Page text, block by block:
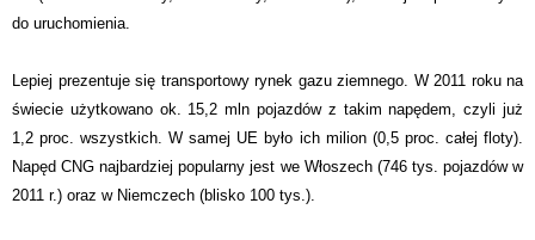
do uruchomienia.
Lepiej prezentuje się transportowy rynek gazu ziemnego. W 2011 roku na
świecie użytkowano ok. 15,2 mln pojazdów z takim napędem, czyli już
1,2 proc. wszystkich. W samej UE było ich milion (0,5 proc. całej floty).
Napęd CNG najbardziej popularny jest we Włoszech (746 tys. pojazdów w
2011 r.) oraz w Niemczech (blisko 100 tys.).